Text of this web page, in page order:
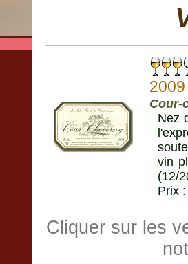
2009
Cour-
Nez
vin
(12/
Prix
Cliquer sur les